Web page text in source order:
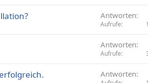
Antworten
Aufrufe
Antworten
Aufrufe
Antworten